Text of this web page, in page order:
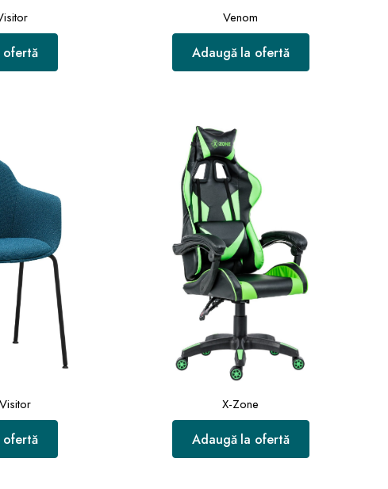
ofertă
Venom
Adaugă la ofertă
ofertă
X-Zone
Adaugă la ofertă